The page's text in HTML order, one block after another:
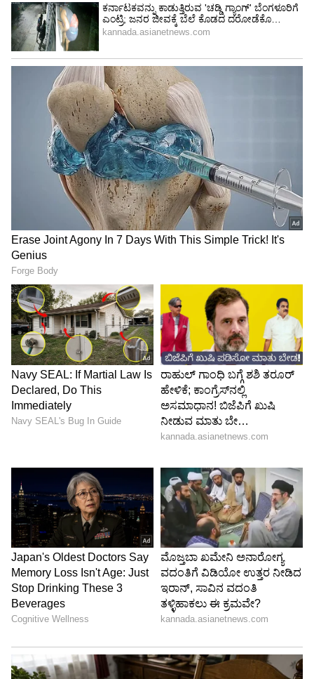
ಹಲವೆಡೆ ಮಳೆಯ ಆರ್ಭಟಕ್ಕೆ ರಸ್ತೆಗಳೆಲ್ಲ ಕೊಚ್ಚಿ ಹೋಗಿವೆ.
ಇದರಿಂದ ಜನರು ಪ್ರಯಾಣ ಮಾಡುವುದು ಸದ್ಯ
ಕಷ್ಟಕರವಾಗಿದೆ. ಅಲ್ಲದೆ ಕೆಲವು ಕಡೆ ಪ್ರಮುಖ ರಸ್ತೆಗಳಲ್ಲಿಯೇ
ರಸ್ತೆಗಳು ಕೊಚ್ಚಿ ಹೋಗಿದ್ದು, ಅಧಿಕಾರಿ ವರ್ಗದವರು
ಅವುಗಳನ್ನು ಗುರುತಿಸಿ ಅಲ್ಲಿ ಸೂಚನಾ ಫಲಕಗಳನ್ನು ಶೀಘ್ರ
ಅಳವಡಿಸಬೇಕಿದೆ. ತಾಲೂಕಿನ ಚಿಕ್ಕಸಿಂಧೋಗಿ ಬಳಿಯ
ಶಿಗ್ಗಾಂವಿ- ಕಲ್ಮಾಲ ರಸ್ತೆ ಮಳೆಗೆ ಸಂಪೂರ್ಣ ಕೊಚ್ಚಿ ಹೋಗಿದೆ.
Karnataka Floods: ನೂರಾರು ಗ್ರಾಮಗಳಿಗೆ
ಬೆಳೆಹಾನಿ ಬಗ್ಗೆ ಶೀಘ್ರ ಅಧಿಕಾರಿ ವರ್ಗವದರು ಸಮೀಕ್ಷ ನಡೆಸಿ
ಪರಿಹಾರ ನೀಡಬೇಕು. ರೈತ ವರ್ಗ ಸಾಲ ಮಾಡಿ ಬೆಳೆ
ಬೆಳೆದಿರುತ್ತಾರೆ. ಆದರೆ ಅವರಿಗೆ ಬೆಳೆನೂ ಇಲ್ಲ ಪರಿಹಾರನೂ
ಇಲ್ಲ ಅನ್ನುವಂತಾಗಬಾರದು ಅಂತ ರೈತ ಈಶಪ್ಪ ಮಾದಿನೂರು
ತಿಳಿಸಿದ್ದಾರೆ.
ಕೊಪ್ಪಳ ತಾಲೂಕಿನಲ್ಲಿ ಮಳೆಯಿಂದ ಅಪಾರ
ಬೆಳೆಹಾನಿಯಾಗಿದೆ. ಸಮೀಕ್ಷೆ ಕಾರ್ಯರಂಭ ಮಾಡಿದ್ದೇವೆ.
ನೀರು ತಗ್ಗಿದ ಮೇಲೆ ಕೆಲವು ಜಮೀನುಗಳ ಸಮೀಕ್ಷೆ
ಮಾಡುತ್ತೇವೆ. ಈಗಾಗಲೇ 200 ಹೆಕ್ಟರ್‌ಗೂ ಹೆಚ್ಚು ಬೆಳೆ ಹಾನಿ
ಸಮೀಕ್ಷೆ ಮಾಡಲಾಗಿದೆ. ಸಮೀಕ್ಷೆ ಮುಂದುವರಿದಿದೆ ಅಂತ
ಕೊಪ್ಪಳ ಜಿಲ್ಲಾ ಕೃಷಿ ಜಂಟಿ ನಿರ್ದೇಶಕ ಸದಾಶಿವ ಹೇಳಿದ್ದಾರೆ.